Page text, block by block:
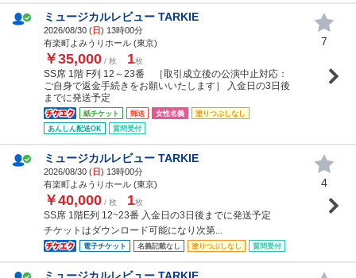
ミュージカルレビュー TARKIE
2026/08/30 (日) 13時00分
有楽町よみうりホール (東京)
￥35,000 / 枚 1枚
SS席 1階 F列 12～23番 ［取引成立後の公演中止対応：
ご自身で返金手続きをお願いいたします］ 入金日の3日後
までに発送予定
紙チケット 郵送 女性名義
塗りつぶしなし
あんしん配送OK
質問受付
7
ミュージカルレビュー TARKIE
2026/08/30 (日) 13時00分
有楽町よみうりホール (東京)
￥40,000 / 枚 1枚
SS席 1階E列 12~23番 入金日の3日後までに発送予定
チケットはダウンロード可能になり次第...
電子チケット 名義記載なし 塗りつぶしなし 質問受付
4